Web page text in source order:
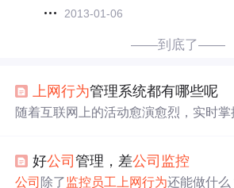
2013-01-06
——到底了——
上网行为管理系统都有哪些呢
随着互联网上的活动愈演愈烈，实时掌
般用于管理或者规范员工在电脑上的
风险、提高员工的工作效率，所以又被
好公司管理，差公司 监控
公司 除了监控员工 上网行为还能做什么？ 原文标题：